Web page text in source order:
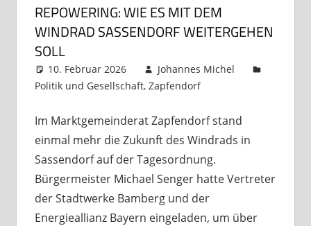
REPOWERING: WIE ES MIT DEM
WINDRAD SASSENDORF WEITERGEHEN
SOLL
10. Februar 2026
Johannes Michel
Politik und Gesellschaft, Zapfendorf
Im Marktgemeinderat Zapfendorf stand
einmal mehr die Zukunft des Windrads in
Sassendorf auf der Tagesordnung.
Bürgermeister Michael Senger hatte Vertreter
der Stadtwerke Bamberg und der
Energieallianz Bayern eingeladen, um über